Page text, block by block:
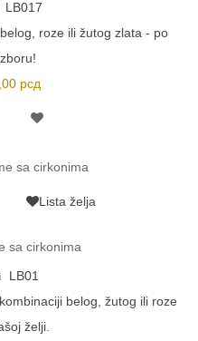
LB017
roze ili žutog zlata - po
рсд
Lista želja
sa cirkonima
LB01
belog, žutog ili roze
želji.